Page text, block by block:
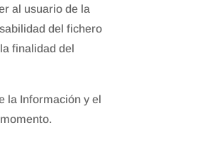
al usuario de la
del fichero
finalidad del
la Información y el